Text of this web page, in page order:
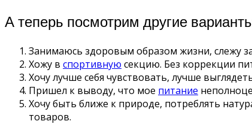
А теперь посмотрим другие
Занимаюсь здоровым образом жизни, слежу
Хожу в спортивную секцию. Без коррекции
Хочу лучше себя чувствовать, лучше
Пришел к выводу, что мое питание
Хочу быть ближе к природе, потреблять
товаров.